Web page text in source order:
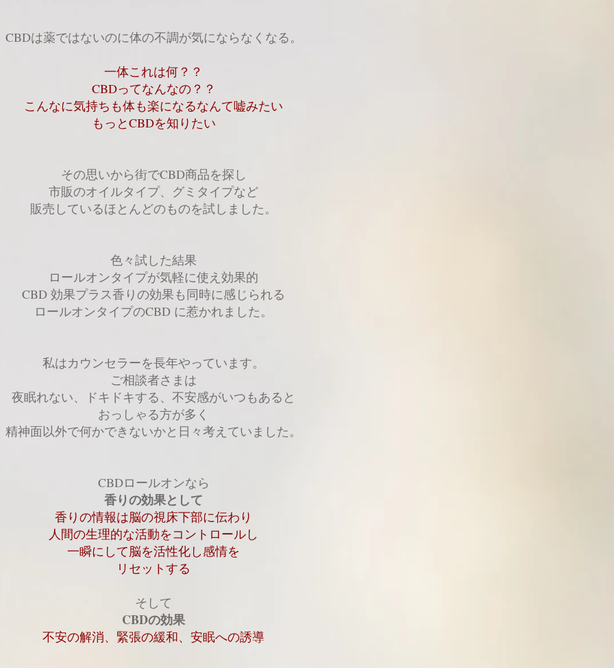
CBDは薬ではないのに体の不調が気にならなくなる。
一体これは何？？
CBDってなんなの？？
こんなに気持ちも体も楽になるなんて嘘みたい
もっとCBDを知りたい
その思いから街でCBD商品を探し
市販のオイルタイプ、グミタイプなど
販売しているほとんどのものを試しました。
色々試した結果
ロールオンタイプが気軽に使え効果的
CBD 効果プラス香りの効果も同時に感じられる
ロールオンタイプのCBD に惹かれました。
私はカウンセラーを長年やっています。
ご相談者さまは
夜眠れない、ドキドキする、不安感がいつもあると
おっしゃる方が多く
精神面以外で何かできないかと日々考えていました。
​CBDロールオンなら
香りの効果として
香りの情報は脳の視床下部に伝わり
人間の生理的な活動をコントロールし
一瞬にして脳を活性化し感情を
リセットする
そして
CBDの効果
不安の解消、緊張の緩和、安眠への誘導